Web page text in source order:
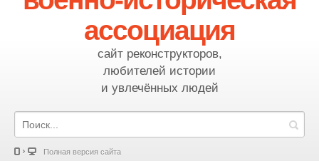
ассоциация
сайт реконструкторов,
любителей истории
и увлечённых людей
Полная версия сайта